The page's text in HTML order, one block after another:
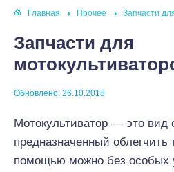
Главная Прочее Запчасти
Запчасти для
Обновлено: 26.10.2018
Мотокультиватор — это вид
предназначенный облегчить
помощью можно без особых